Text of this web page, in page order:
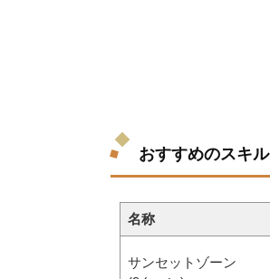
おすすめのスキル
名称
サンセットゾーン